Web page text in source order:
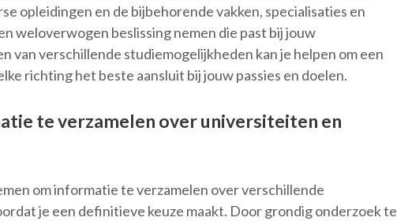
opleidingen en de bijbehorende vakken, specialisaties en
weloverwogen beslissing nemen die past bij jouw
van verschillende studiemogelijkheden kan je helpen om een
richting het beste aansluit bij jouw passies en doelen.
te verzamelen over universiteiten en
om informatie te verzamelen over verschillende
je een definitieve keuze maakt. Door grondig onderzoek te